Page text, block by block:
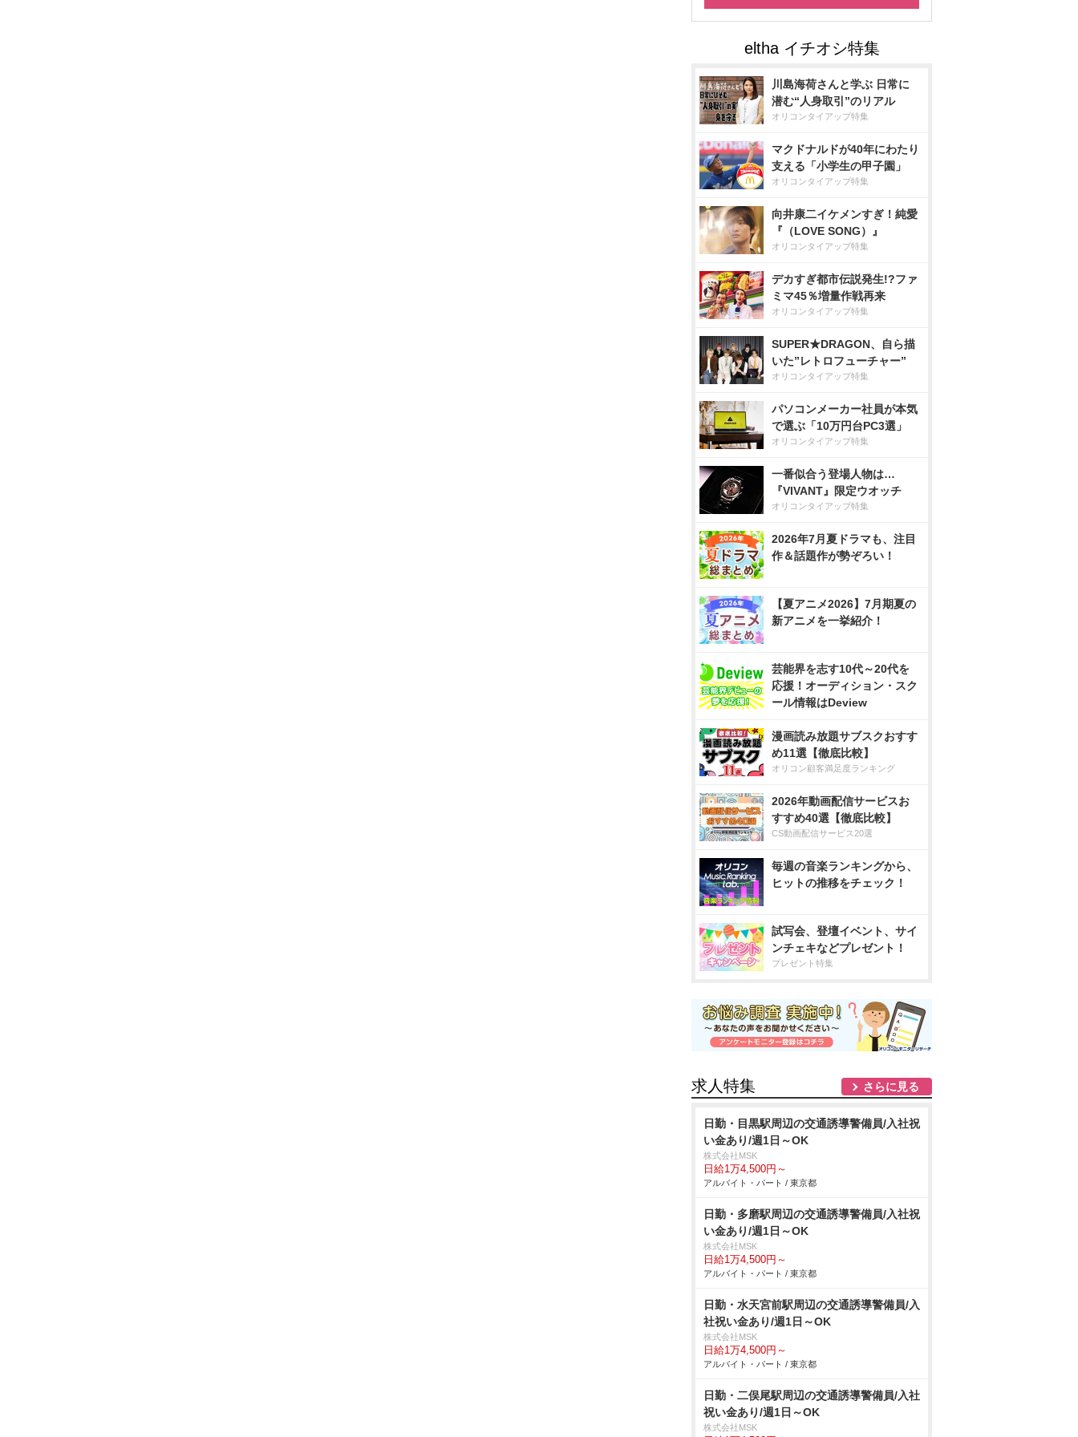
川島海荷さんと学ぶ 日常に
潜む“人身取引”のリアル
オリコンタイアップ特集
マクドナルドが40年にわたり
支える「小学生の甲子園」
オリコンタイアップ特集
向井康二イケメンすぎ！純愛
『（LOVE SONG）』
オリコンタイアップ特集
デカすぎ都市伝説発生!?ファ
ミマ45％増量作戦再来
オリコンタイアップ特集
SUPER★DRAGON、自ら描
いた”レトロフューチャー”
オリコンタイアップ特集
パソコンメーカー社員が本気
で選ぶ「10万円台PC3選」
オリコンタイアップ特集
一番似合う登場人物は…
『VIVANT』限定ウオッチ
オリコンタイアップ特集
2026年7月夏ドラマも、注目
作＆話題作が勢ぞろい！
【夏アニメ2026】7月期夏の
新アニメを一挙紹介！
芸能界を志す10代～20代を
応援！オーディション・スク
ール情報はDeview
漫画読み放題サブスクおすす
め11選【徹底比較】
オリコン顧客満足度ランキング
2026年動画配信サービスお
すすめ40選【徹底比較】
CS動画配信サービス20選
毎週の音楽ランキングから、
ヒットの推移をチェック！
試写会、登壇イベント、サイ
ンチェキなどプレゼント！
プレゼント特集
求人特集 さらに見る
日勤・目黒駅周辺の交通誘導警備員/入社祝
い金あり/週1日～OK
株式会社MSK
日給1万4,500円～
アルバイト・パート / 東京都
日勤・多磨駅周辺の交通誘導警備員/入社祝
い金あり/週1日～OK
株式会社MSK
日給1万4,500円～
アルバイト・パート / 東京都
日勤・水天宮前駅周辺の交通誘導警備員/入
社祝い金あり/週1日～OK
株式会社MSK
日給1万4,500円～
アルバイト・パート / 東京都
日勤・二俣尾駅周辺の交通誘導警備員/入社
祝い金あり/週1日～OK
株式会社MSK